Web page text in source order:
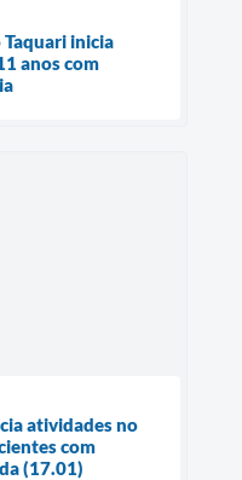
inicia
anos com
atividades no
com
(17.01)